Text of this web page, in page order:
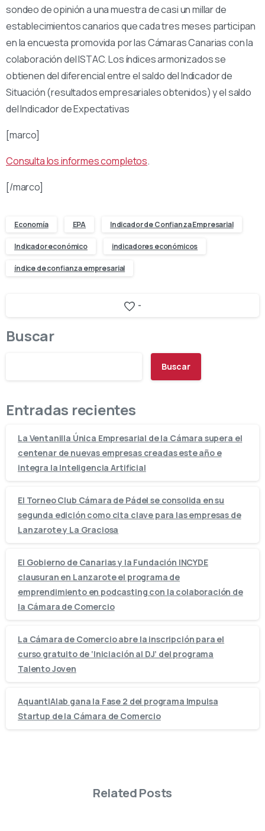
sondeo de opinión a una muestra de casi un millar de
establecimientos canarios que cada tres meses participan
en la encuesta promovida por las Cámaras Canarias con la
colaboración del ISTAC. Los índices armonizados se
obtienen del diferencial entre el saldo del Indicador de
Situación (resultados empresariales obtenidos) y el saldo
del Indicador de Expectativas
[marco]
Consulta los informes completos.
[/marco]
Economía EPA Indicador de Confianza Empresarial
Indicador económico indicadores económicos
índice de confianza empresarial
-
Buscar
Buscar
Entradas recientes
La Ventanilla Única Empresarial de la Cámara supera el
centenar de nuevas empresas creadas este año e
integra la Inteligencia Artificial
El Torneo Club Cámara de Pádel se consolida en su
segunda edición como cita clave para las empresas de
Lanzarote y La Graciosa
El Gobierno de Canarias y la Fundación INCYDE
clausuran en Lanzarote el programa de
emprendimiento en podcasting con la colaboración de
la Cámara de Comercio
La Cámara de Comercio abre la inscripción para el
curso gratuito de ‘Iniciación al DJ’ del programa
Talento Joven
AquantIAlab gana la Fase 2 del programa Impulsa
Startup de la Cámara de Comercio
Related Posts